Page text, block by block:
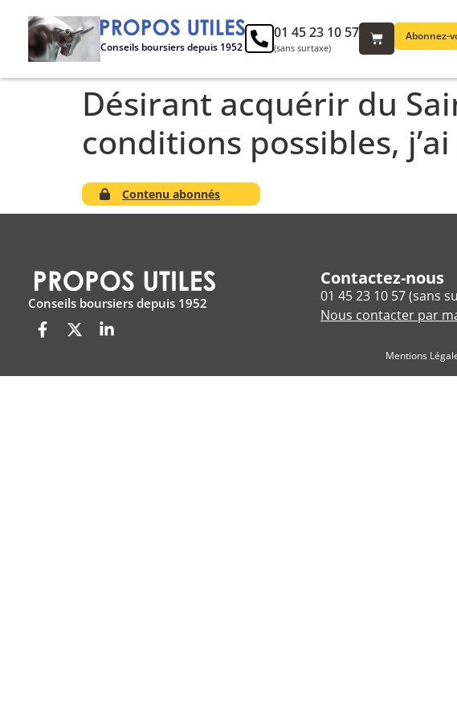
Conseils boursiers depuis 1952
Abonnez-
01 45 23 10 57
(sans surtaxe)
Désirant acquérir du
conditions possibles,
Contenu abonnés
Conseils boursiers depuis 1952
Contactez-nous
01 45 23 10 57 (sans
Nous contacter par
Mentions